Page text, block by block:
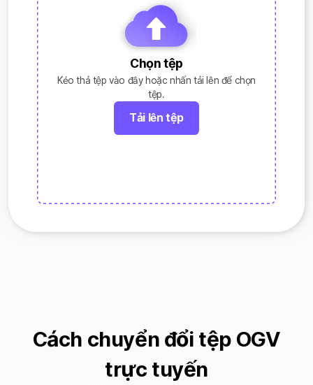
Chọn tệp
Kéo thả tệp vào đây hoặc nhấn tải lên để chọn
tệp.
Tải lên tệp
Cách chuyển đổi tệp OGV
trực tuyến